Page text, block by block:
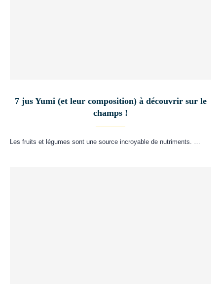
7 jus Yumi (et leur composition) à découvrir sur le
champs !
Les fruits et légumes sont une source incroyable de nutriments. …